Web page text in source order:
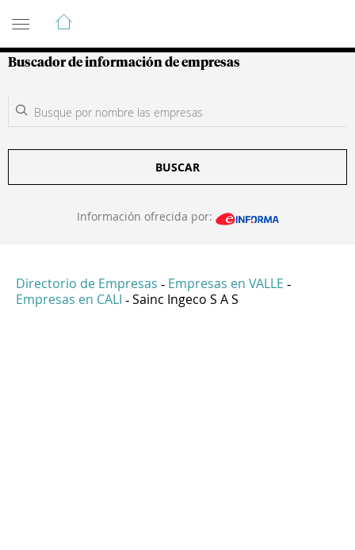
Guía de Empresas Colombianas
Buscador de información de empresas
BUSCAR
Información ofrecida por:
Directorio de Empresas - Empresas en VALLE -
Empresas en CALI - Sainc Ingeco S A S